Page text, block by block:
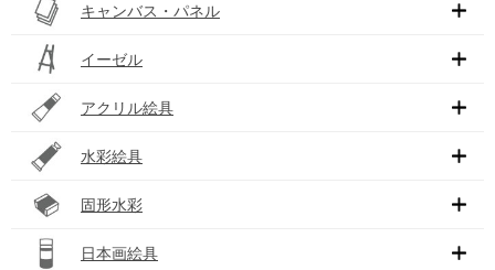
キャンバス・パネル
イーゼル
アクリル絵具
水彩絵具
固形水彩
日本画絵具